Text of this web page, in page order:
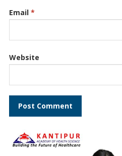
Email *
Website